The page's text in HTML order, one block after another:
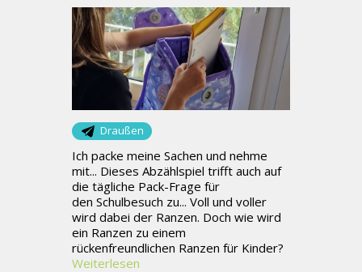
Draußen
Ich packe meine Sachen und nehme
mit... Dieses Abzählspiel trifft auch auf
die tägliche Pack-Frage für
den Schulbesuch zu... Voll und voller
wird dabei der Ranzen. Doch wie wird
ein Ranzen zu einem
rückenfreundlichen Ranzen für Kinder?
Weiterlesen